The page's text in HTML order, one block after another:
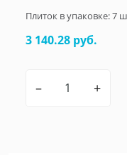
Плиток в упаковке:7
3 140.28 руб.
– +